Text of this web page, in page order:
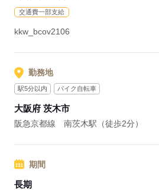
交通費一部支給
kkw_bcov2106
勤務地
駅5分以内 バイク自転車
大阪府 茨木市
阪急京都線 南茨木駅（徒歩2分）
期間
長期